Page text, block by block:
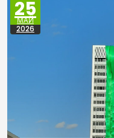
25
МАЙ
2026